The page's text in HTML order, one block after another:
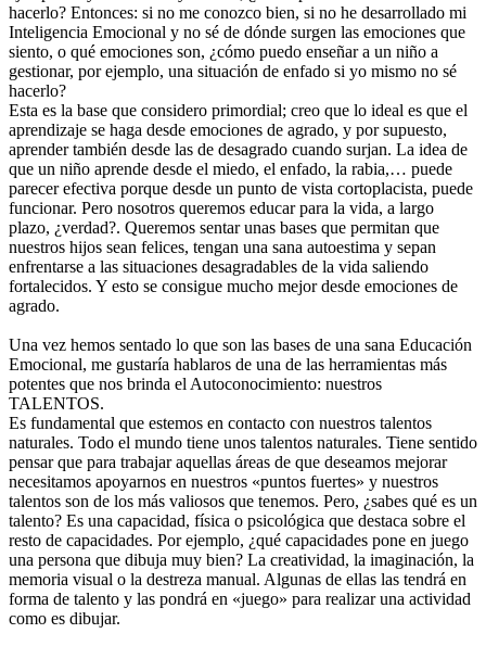
hacerlo? Entonces: si no me conozco bien, si no he desarrollado mi
Inteligencia Emocional y no sé de dónde surgen las emociones que
siento, o qué emociones son, ¿cómo puedo enseñar a un niño a
gestionar, por ejemplo, una situación de enfado si yo mismo no sé
hacerlo?
Esta es la base que considero primordial; creo que lo ideal es que el
aprendizaje se haga desde emociones de agrado, y por supuesto,
aprender también desde las de desagrado cuando surjan. La idea de
que un niño aprende desde el miedo, el enfado, la rabia,… puede
parecer efectiva porque desde un punto de vista cortoplacista, puede
funcionar. Pero nosotros queremos educar para la vida, a largo
plazo, ¿verdad?. Queremos sentar unas bases que permitan que
nuestros hijos sean felices, tengan una sana autoestima y sepan
enfrentarse a las situaciones desagradables de la vida saliendo
fortalecidos. Y esto se consigue mucho mejor desde emociones de
agrado.
Una vez hemos sentado lo que son las bases de una sana Educación
Emocional, me gustaría hablaros de una de las herramientas más
potentes que nos brinda el Autoconocimiento: nuestros
TALENTOS.
Es fundamental que estemos en contacto con nuestros talentos
naturales. Todo el mundo tiene unos talentos naturales. Tiene sentido
pensar que para trabajar aquellas áreas de que deseamos mejorar
necesitamos apoyarnos en nuestros «puntos fuertes» y nuestros
talentos son de los más valiosos que tenemos. Pero, ¿sabes qué es un
talento? Es una capacidad, física o psicológica que destaca sobre el
resto de capacidades. Por ejemplo, ¿qué capacidades pone en juego
una persona que dibuja muy bien? La creatividad, la imaginación, la
memoria visual o la destreza manual. Algunas de ellas las tendrá en
forma de talento y las pondrá en «juego» para realizar una actividad
como es dibujar.